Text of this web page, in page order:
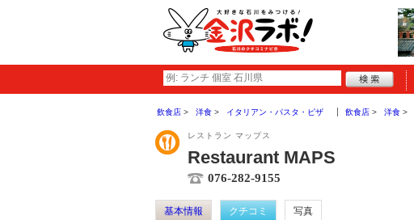
飲食店 洋食 イタリアン・パスタ・ピザ 飲食店 洋食
レストラン マップス
Restaurant MAPS
076-282-9155
基本情報 クチコミ
写真